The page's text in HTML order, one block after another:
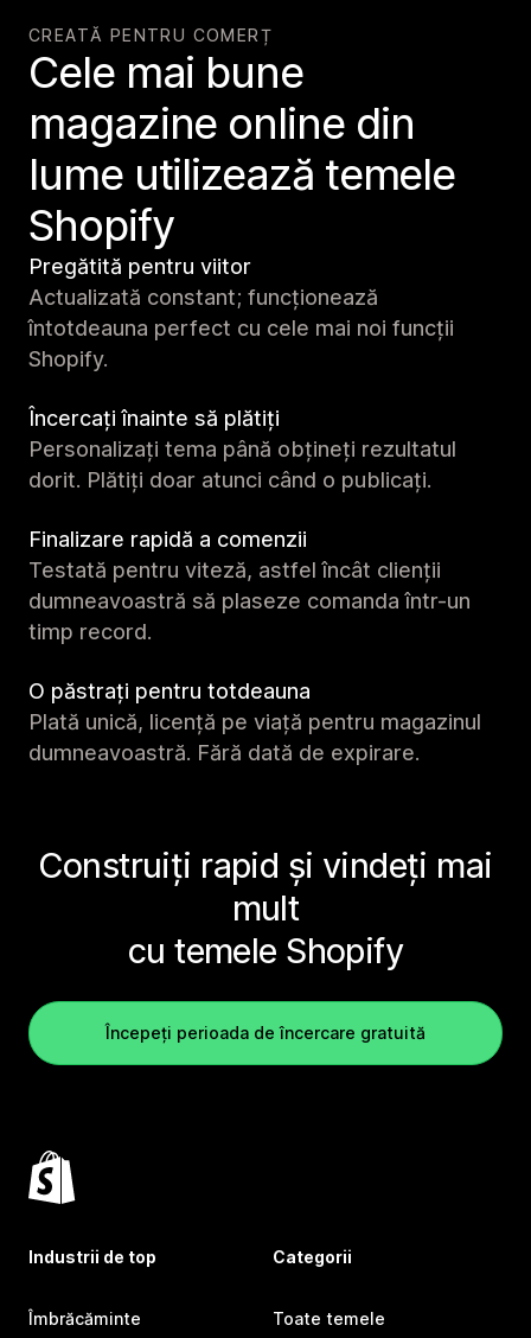
CREATĂ PENTRU COMERȚ
Cele mai bune
magazine online din
lume utilizează temele
Shopify
Pregătită pentru viitor
Actualizată constant; funcționează
întotdeauna perfect cu cele mai noi funcții
Shopify.
Încercați înainte să plătiți
Personalizați tema până obțineți rezultatul
dorit. Plătiți doar atunci când o publicați.
Finalizare rapidă a comenzii
Testată pentru viteză, astfel încât clienții
dumneavoastră să plaseze comanda într-un
timp record.
O păstrați pentru totdeauna
Plată unică, licență pe viață pentru magazinul
dumneavoastră. Fără dată de expirare.
Construiți rapid și vindeți mai
mult
cu temele Shopify
Începeți perioada de încercare gratuită
Industrii de top
Îmbrăcăminte
Categorii
Toate temele